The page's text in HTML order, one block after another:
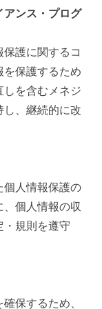
アンス・プログ
護に関するコ
保護するため
を含むメネジ
、継続的に改
人情報保護の
個人情報の収
規則を遵守
保するため、